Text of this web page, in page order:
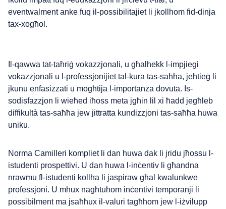
eventwalment anke fuq il-possibilitajiet li jkollhom fid-dinja
tax-xogħol.
Il-qawwa tat-taħriġ vokazzjonali, u għalhekk l-impjiegi
vokazzjonali u l-professjonijiet tal-kura tas-saħħa, jeħtieġ li
jkunu enfasizzati u mogħtija l-importanza dovuta. Is-
sodisfazzjon li wieħed iħoss meta jgħin lil xi ħadd jegħleb
diffikultà tas-saħħa jew jittratta kundizzjoni tas-saħħa huwa
uniku.
Norma Camilleri kompliet li dan huwa dak li jridu jħossu l-
istudenti prospettivi. U dan huwa l-inċentiv li għandna
nrawmu fl-istudenti kollha li jaspiraw għal kwalunkwe
professjoni. U mhux nagħtuhom inċentivi temporanji li
possibilment ma jsaħħux il-valuri tagħhom jew l-iżvilupp